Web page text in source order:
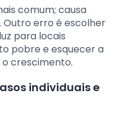
comum; causa
erro é escolher
para locais
pobre e esquecer a
crescimento.
individuais e